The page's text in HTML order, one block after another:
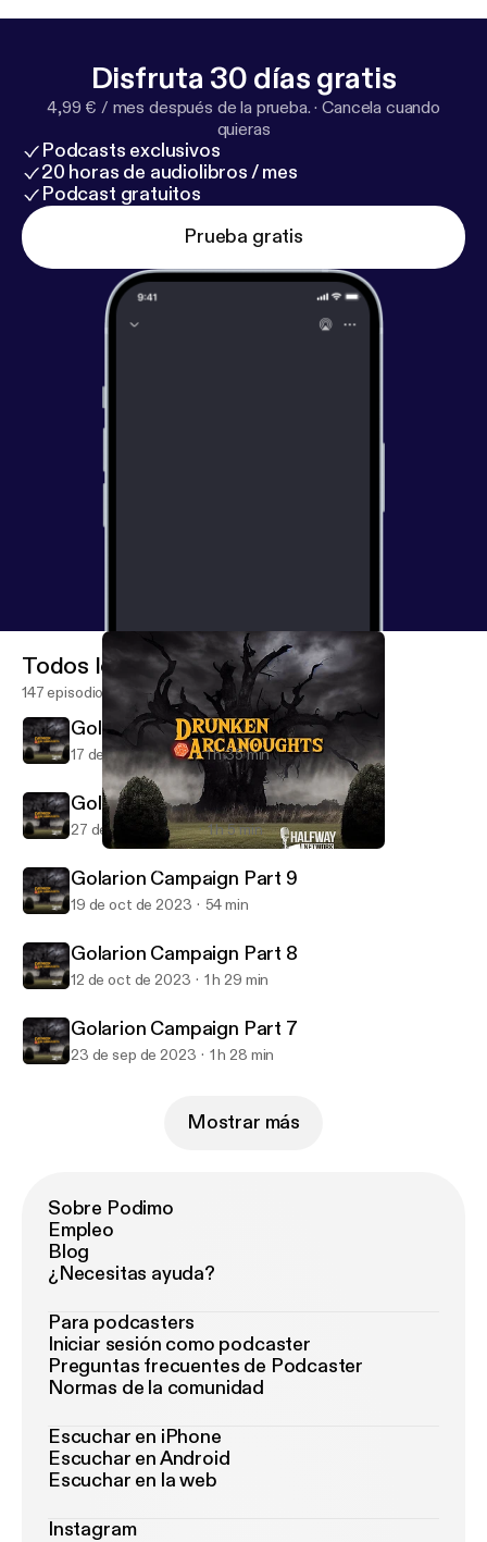
Disfruta 30 días gratis
4,99 € / mes después de la prueba. ·Cancela cuando
quieras
Podcasts exclusivos
20 horas de audiolibros / mes
Podcast gratuitos
Prueba gratis
Drunken Arcanoughts
Todos los episodios
147 episodios
Golarion Campaign Part 11
17 de nov de 2023 1 h 35 min
Golarion Campaign Part 10
27 de oct de 2023 1 h 5 min
Golarion Campaign Part 9
19 de oct de 2023 54 min
Golarion Campaign Part 8
12 de oct de 2023 1 h 29 min
Golarion Campaign Part 7
23 de sep de 2023 1 h 28 min
Mostrar más
Sobre Podimo
Empleo
Blog
¿Necesitas ayuda?
Para podcasters
Iniciar sesión como podcaster
Preguntas frecuentes de Podcaster
Normas de la comunidad
Escuchar en iPhone
Escuchar en Android
Escuchar en la web
Instagram